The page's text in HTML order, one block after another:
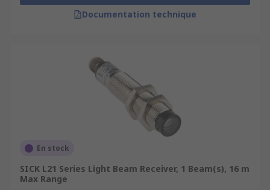
Documentation technique
En stock
SICK L21 Series Light Beam Receiver, 1 Beam(s), 16 m
Max Range